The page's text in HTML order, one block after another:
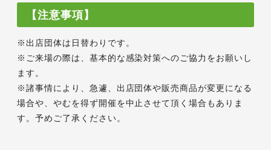
【注意事項】
※出店団体は日替わりです。
※ご来場の際は、基本的な感染対策へのご協力をお願いし
ます。
※諸事情により、急遽、出店団体や販売商品が変更になる
場合や、やむを得ず開催を中止させて頂く場合もありま
す。予めご了承ください。